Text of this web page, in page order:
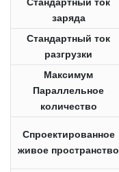
заряда
Стандартный ток
разгрузки
Максимум
Параллельное
количество
Спроектированное
живое пространство